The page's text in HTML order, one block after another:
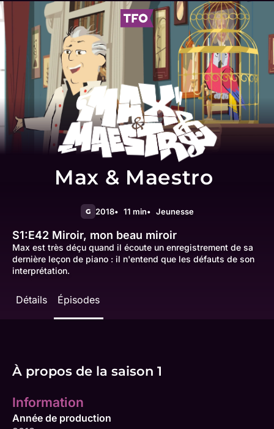
Max & Maestro
G 2018 11 min Jeunesse
S1:E42 Miroir, mon beau miroir
Max est très déçu quand il écoute un enregistrement de sa
dernière leçon de piano : il n'entend que les défauts de son
interprétation.
Détails Épisodes
À propos de la saison 1
Information
Année de production